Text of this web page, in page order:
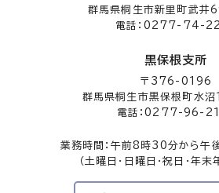
群馬県桐生市新里町武井
電話：0277-74-
黒保根支所
〒376-0196
群馬県桐生市黒保根町水
電話：0277-96-
業務時間：午前8時30分から午
（土曜日・日曜日・祝日・年末